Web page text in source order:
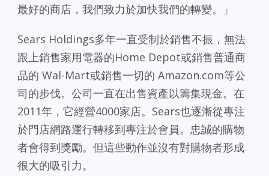
最好的商店，我們致力於加快我們的轉變。」
Sears Holdings多年一直受制於銷售不振，無法
跟上銷售家用電器的Home Depot或銷售普通商
品的 Wal-Mart或銷售一切的 Amazon.com等公
司的步伐。公司一直在出售資產以籌集現金。在
2011年，它經營4000家店。Sears也逐漸從專注
於門店網路運行轉移到專注於會員。忠誠的購物
者會得到獎勵。但這些動作並沒有對購物者形成
很大的吸引力。